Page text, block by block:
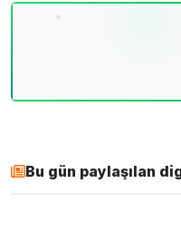
Bu gün paylaşılan